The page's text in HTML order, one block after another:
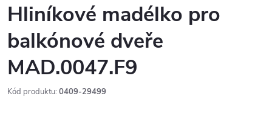
Hliníkové madélko pro
balkónové dveře
MAD.0047.F9
Kód produktu: 0409-29499